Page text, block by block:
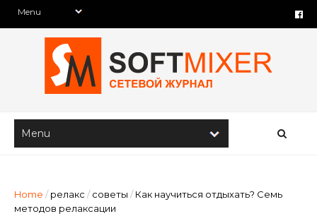
Home / релакс / советы / Как научиться отдыхать? Семь
методов релаксации